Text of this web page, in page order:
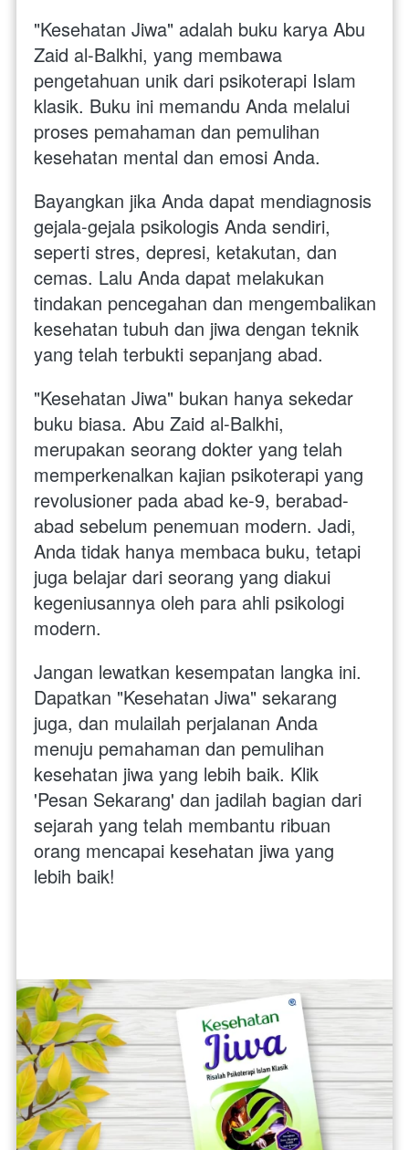
"Kesehatan Jiwa" adalah buku karya Abu
Zaid al-Balkhi, yang membawa
pengetahuan unik dari psikoterapi Islam
klasik. Buku ini memandu Anda melalui
proses pemahaman dan pemulihan
kesehatan mental dan emosi Anda.
Bayangkan jika Anda dapat mendiagnosis
gejala-gejala psikologis Anda sendiri,
seperti stres, depresi, ketakutan, dan
cemas. Lalu Anda dapat melakukan
tindakan pencegahan dan mengembalikan
kesehatan tubuh dan jiwa dengan teknik
yang telah terbukti sepanjang abad.
"Kesehatan Jiwa" bukan hanya sekedar
buku biasa. Abu Zaid al-Balkhi,
merupakan seorang dokter yang telah
memperkenalkan kajian psikoterapi yang
revolusioner pada abad ke-9, berabad-
abad sebelum penemuan modern. Jadi,
Anda tidak hanya membaca buku, tetapi
juga belajar dari seorang yang diakui
kegeniusannya oleh para ahli psikologi
modern.
Jangan lewatkan kesempatan langka ini.
Dapatkan "Kesehatan Jiwa" sekarang
juga, dan mulailah perjalanan Anda
menuju pemahaman dan pemulihan
kesehatan jiwa yang lebih baik. Klik
'Pesan Sekarang' dan jadilah bagian dari
sejarah yang telah membantu ribuan
orang mencapai kesehatan jiwa yang
lebih baik!